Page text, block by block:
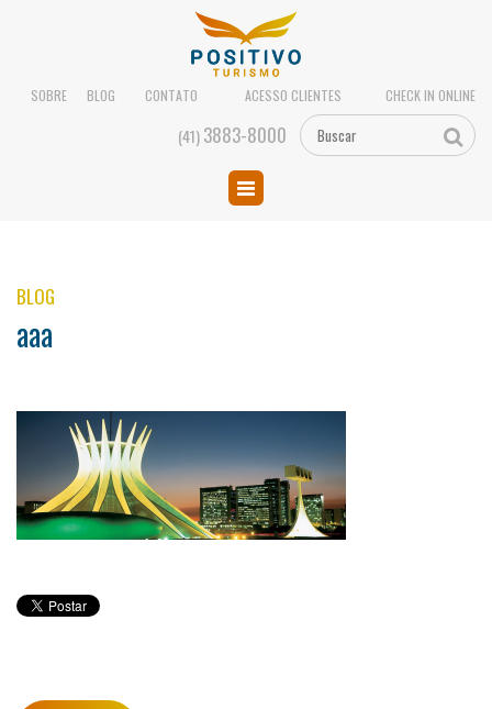
SOBRE BLOG CONTATO ACESSO CLIENTES CHECK IN ONLINE
(41)3883-8000
BLOG
aaa